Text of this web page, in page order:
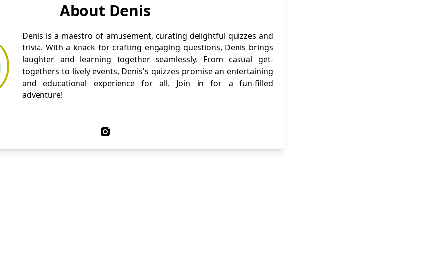
About Denis
Denis is a maestro of amusement, curating delightful quizzes and
trivia. With a knack for crafting engaging questions, Denis brings
laughter and learning together seamlessly. From casual get-
togethers to lively events, Denis's quizzes promise an entertaining
and educational experience for all. Join in for a fun-filled
adventure!